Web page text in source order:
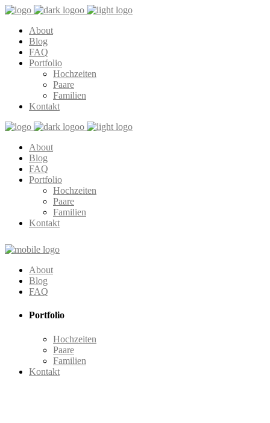
About
Blog
FAQ
Portfolio
Hochzeiten
Paare
Familien
Kontakt
About
Blog
FAQ
Portfolio
Hochzeiten
Paare
Familien
Kontakt
About
Blog
FAQ
Portfolio
Hochzeiten
Paare
Familien
Kontakt